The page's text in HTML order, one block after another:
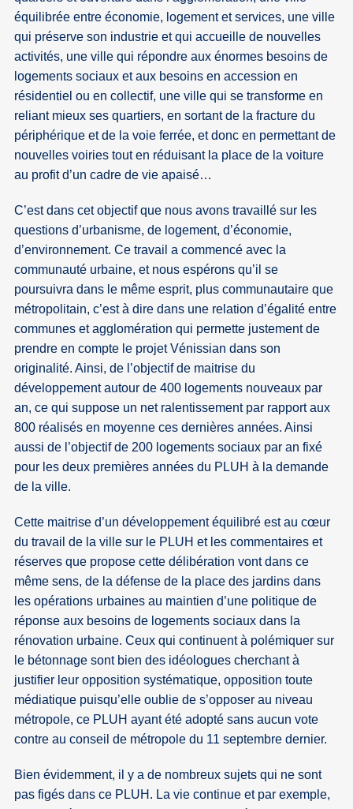
équilibrée entre économie, logement et services, une ville
qui préserve son industrie et qui accueille de nouvelles
activités, une ville qui répondre aux énormes besoins de
logements sociaux et aux besoins en accession en
résidentiel ou en collectif, une ville qui se transforme en
reliant mieux ses quartiers, en sortant de la fracture du
périphérique et de la voie ferrée, et donc en permettant de
nouvelles voiries tout en réduisant la place de la voiture
au profit d’un cadre de vie apaisé…
C’est dans cet objectif que nous avons travaillé sur les
questions d’urbanisme, de logement, d’économie,
d’environnement. Ce travail a commencé avec la
communauté urbaine, et nous espérons qu’il se
poursuivra dans le même esprit, plus communautaire que
métropolitain, c’est à dire dans une relation d’égalité entre
communes et agglomération qui permette justement de
prendre en compte le projet Vénissian dans son
originalité. Ainsi, de l’objectif de maitrise du
développement autour de 400 logements nouveaux par
an, ce qui suppose un net ralentissement par rapport aux
800 réalisés en moyenne ces dernières années. Ainsi
aussi de l’objectif de 200 logements sociaux par an fixé
pour les deux premières années du PLUH à la demande
de la ville.
Cette maitrise d’un développement équilibré est au cœur
du travail de la ville sur le PLUH et les commentaires et
réserves que propose cette délibération vont dans ce
même sens, de la défense de la place des jardins dans
les opérations urbaines au maintien d’une politique de
réponse aux besoins de logements sociaux dans la
rénovation urbaine. Ceux qui continuent à polémiquer sur
le bétonnage sont bien des idéologues cherchant à
justifier leur opposition systématique, opposition toute
médiatique puisqu’elle oublie de s’opposer au niveau
métropole, ce PLUH ayant été adopté sans aucun vote
contre au conseil de métropole du 11 septembre dernier.
Bien évidemment, il y a de nombreux sujets qui ne sont
pas figés dans ce PLUH. La vie continue et par exemple,